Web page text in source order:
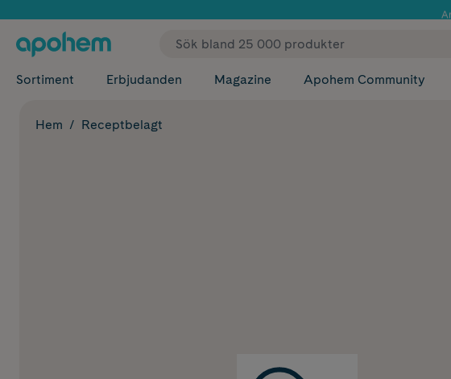
✓ Fri frakt
Sortiment Erbjudanden Magazine Apohem Community
Hem Receptbelagt